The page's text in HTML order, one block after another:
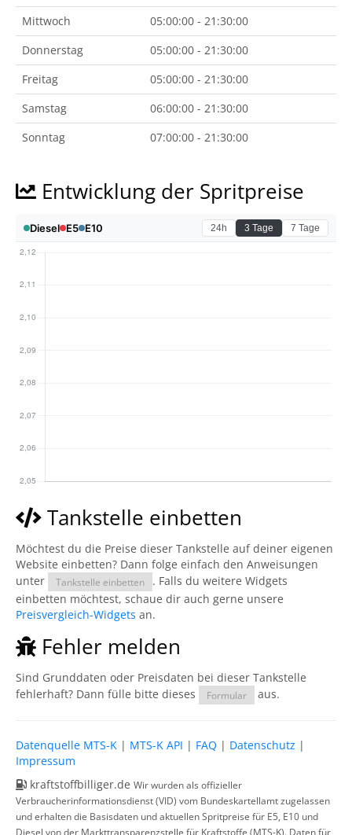
Mittwoch
05:00:00 - 21:30:00
Donnerstag
05:00:00 - 21:30:00
Freitag
05:00:00 - 21:30:00
Samstag
06:00:00 - 21:30:00
Sonntag
07:00:00 - 21:30:00
Entwicklung der Spritpreise
Tankstelle einbetten
Möchtest du die Preise dieser Tankstelle auf deiner eigenen
Website einbetten? Dann folge einfach den Anweisungen
unter
Tankstelle einbetten
. Falls du weitere Widgets
einbetten möchtest, schaue dir auch gerne unsere
Preisvergleich-Widgets an.
Fehler melden
Sind Grunddaten oder Preisdaten bei dieser Tankstelle
fehlerhaft? Dann fülle bitte dieses
Formular aus.
Datenquelle MTS-K | MTS-K API | FAQ | Datenschutz |
Impressum
kraftstoffbilliger.de Wir wurden als offizieller
Verbraucherinformationsdienst (VID) vom Bundeskartellamt zugelassen
und erhalten die Basisdaten und aktuellen Spritpreise für E5, E10 und
Diesel von der Markttransparenzstelle für Kraftstoffe (MTS-K). Daten für